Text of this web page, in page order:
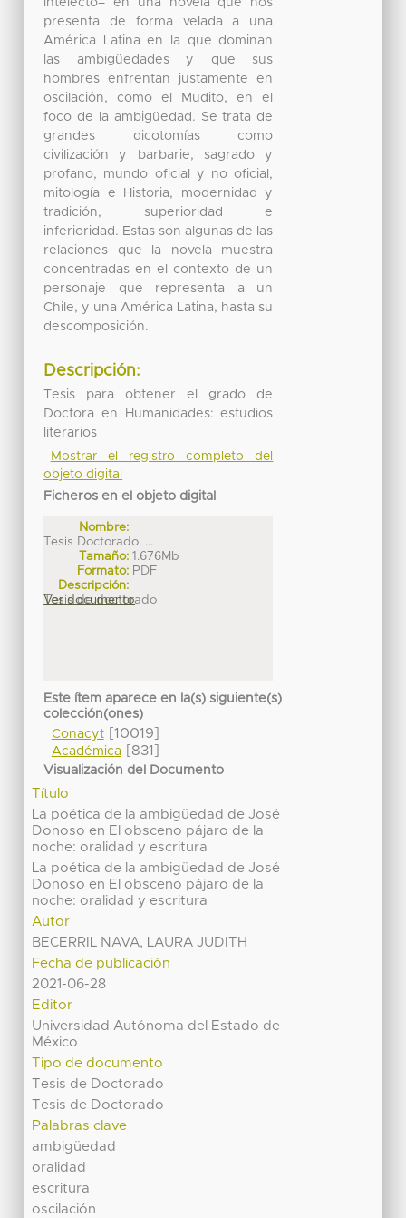
intelecto– en una novela que nos
presenta de forma velada a una
América Latina en la que dominan
las ambigüedades y que sus
hombres enfrentan justamente en
oscilación, como el Mudito, en el
foco de la ambigüedad. Se trata de
grandes dicotomías como
civilización y barbarie, sagrado y
profano, mundo oficial y no oficial,
mitología e Historia, modernidad y
tradición, superioridad e
inferioridad. Estas son algunas de las
relaciones que la novela muestra
concentradas en el contexto de un
personaje que representa a un
Chile, y una América Latina, hasta su
descomposición.
Descripción:
Tesis para obtener el grado de
Doctora en Humanidades: estudios
literarios
Mostrar el registro completo del
objeto digital
Ficheros en el objeto digital
Nombre:
Tesis Doctorado. ...
Tamaño: 1.676Mb
Formato: PDF
Descripción:
Tesis de doctorado
Ver documento
Este ítem aparece en la(s) siguiente(s)
colección(ones)
Conacyt[10019]
Académica[831]
Visualización del Documento
Título
La poética de la ambigüedad de José
Donoso en El obsceno pájaro de la
noche: oralidad y escritura
La poética de la ambigüedad de José
Donoso en El obsceno pájaro de la
noche: oralidad y escritura
Autor
BECERRIL NAVA, LAURA JUDITH
Fecha de publicación
2021-06-28
Editor
Universidad Autónoma del Estado de
México
Tipo de documento
Tesis de Doctorado
Tesis de Doctorado
Palabras clave
ambigüedad
oralidad
escritura
oscilación